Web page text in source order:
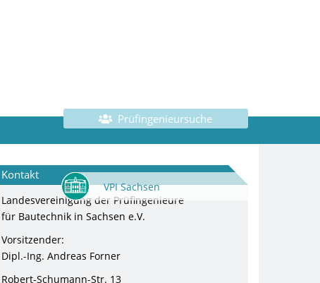
VPI Sachsen
Prüfingenieursuche
Kontakt
Landesvereinigung der Prüfingenieure
für Bautechnik in Sachsen e.V.
Vorsitzender:
Dipl.-Ing. Andreas Forner
Robert-Schumann-Str. 13